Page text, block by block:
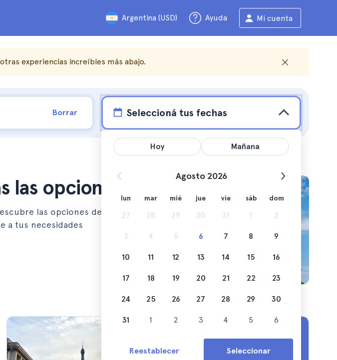
Argentina (USD) Ayuda Mi cuenta
experiencias increíbles más abajo.
Borrar Seleccioná tus fechas
las opciones
las opciones de
a tus necesidades
Hoy Mañana
Agosto 2026
lun mar mié jue vie sáb dom
27 28 29 30 31 1 2
3 4 5 6 7 8 9
10 11 12 13 14 15 16
17 18 19 20 21 22 23
24 25 26 27 28 29 30
31 1 2 3 4 5 6
Reestablecer Seleccionar